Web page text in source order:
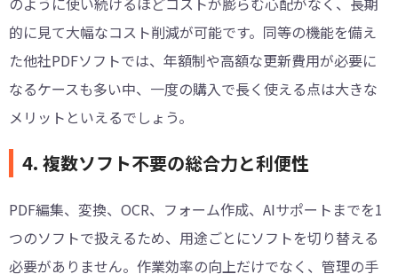
的に見て大幅なコスト削減が可能です。同等の機能を備え
た他社PDFソフトでは、年額制や高額な更新費用が必要に
なるケースも多い中、一度の購入で長く使える点は大きな
メリットといえるでしょう。
4. 複数ソフト不要の総合力と利便性
PDF編集、変換、OCR、フォーム作成、AIサポートまでを1
つのソフトで扱えるため、用途ごとにソフトを切り替える
必要がありません。作業効率の向上だけでなく、管理の手